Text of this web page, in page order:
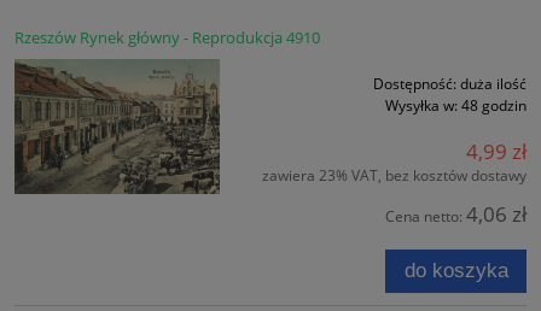
Rzeszów Rynek główny - Reprodukcja 4910
Dostępność: duża ilość
Wysyłka w: 48 godzin
4,99 zł
zawiera 23% VAT, bez kosztów dostawy
Cena netto: 4,06 zł
do koszyka